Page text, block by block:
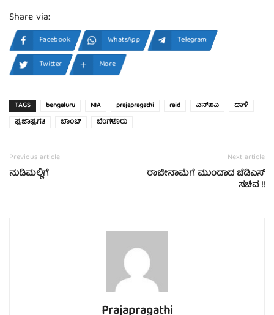
Share via:
Facebook WhatsApp
Telegram
Twitter
More
TAGS bengaluru NIA prajapragathi raid ಎನ್‍ಐಎ
ದಾಳಿ
ಪ್ರಜಾಪ್ರಗತಿ
ಬಾಂಬ್ ಬೆಂಗಳೂರು
Previous article
ನುಡಿಮಲ್ಲಿಗೆ
Next article
ರಾಜೀನಾಮೆಗೆ ಮುಂದಾದ ಜೆಡಿಎಸ್‌
ಸಚಿವ !!